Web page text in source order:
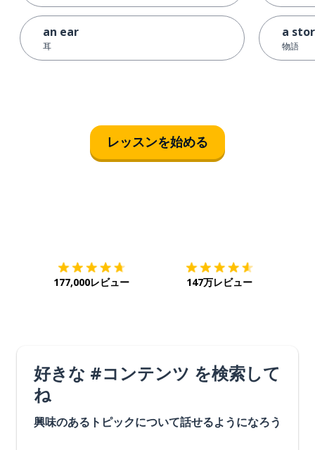
an ear
耳
a
物語
レッスンを始める
177,000レビュー 147万レビュー
好きな #コンテンツ を検索して
ね
興味のあるトピックについて話せるようになろう